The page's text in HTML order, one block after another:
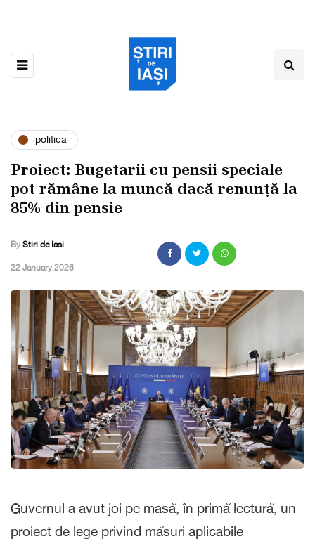
politica
Proiect: Bugetarii cu pensii speciale
pot rămâne la muncă dacă renunță la
85% din pensie
By Stiri de Iasi
,22 January 2026
Guvernul a avut joi pe masă, în primă lectură, un
proiect de lege privind măsuri aplicabile